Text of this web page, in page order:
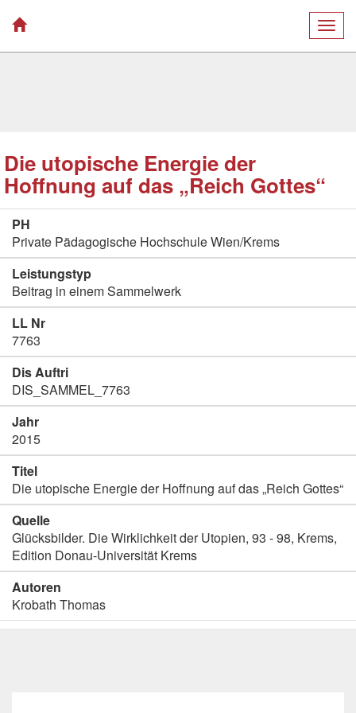
Die utopische Energie der
Hoffnung auf das „Reich Gottes“
PH
Private Pädagogische Hochschule Wien/Krems
Leistungstyp
Beitrag in einem Sammelwerk
LL Nr
7763
Dis Auftri
DIS_SAMMEL_7763
Jahr
2015
Titel
Die utopische Energie der Hoffnung auf das „Reich Gottes“
Quelle
Glücksbilder. Die Wirklichkeit der Utopien, 93 - 98, Krems,
Edition Donau-Universität Krems
Autoren
Krobath Thomas